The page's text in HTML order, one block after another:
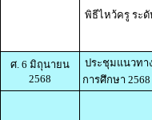
พิธีไหว้ครู ระ
ศ. 6 มิถุนายน
2568
ประชุมแนวทา
การศึกษา 2568